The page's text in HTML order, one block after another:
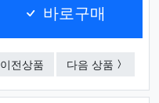
바로구매
이전상품 JUN -23P 만능 공구세
다음 상품 JUN -